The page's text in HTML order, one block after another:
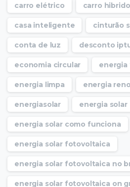
carro elétrico carro hibrido
casa inteligente cinturão
conta de luz desconto
economia circular
energia limpa energia
energiasolar energia solar
energia solar como funciona
energia solar fotovoltaica
energia solar fotovoltaica no
energia solar fotovoltaica on